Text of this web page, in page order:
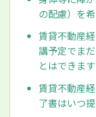
の配慮）を
賃貸不動産
講予定でま
とはできま
賃貸不動産
了書はいつ